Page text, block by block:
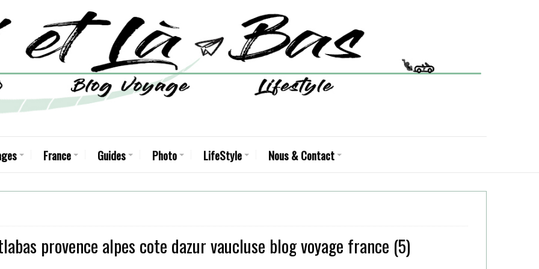
France Guides Photo LifeStyle Nous & Contact
provence alpes cote dazur vaucluse blog voyage france (5)